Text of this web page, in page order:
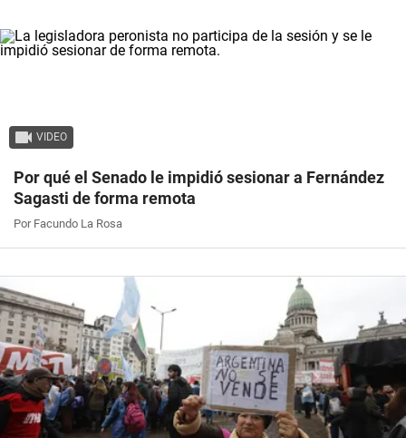
VIDEO
Por qué el Senado le impidió sesionar a Fernández
Sagasti de forma remota
Por Facundo La Rosa